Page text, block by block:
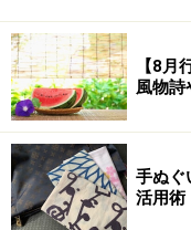
また、本来は目上の
とされました。しか
へ贈る場合もみられ
まない場合には、
ん。なお、お歳暮は
があるため、その
「御礼」として贈る
【8
風物詩
手ぬ
活用術